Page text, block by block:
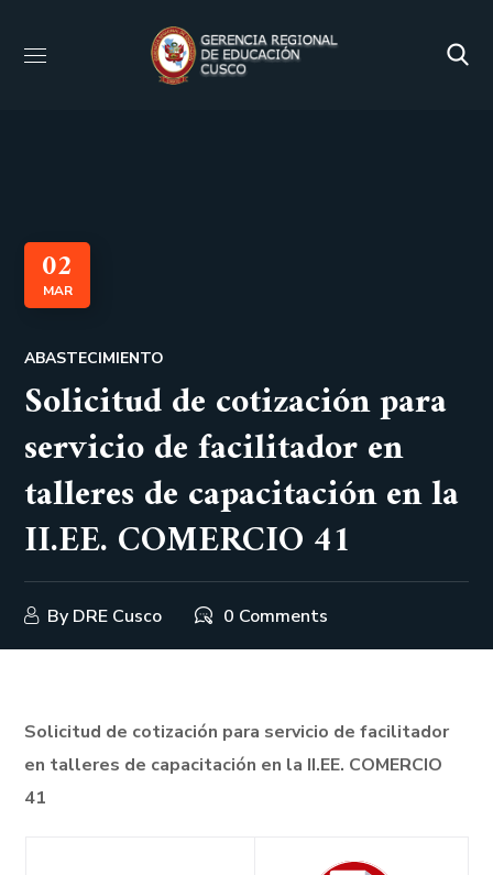
02
MAR
ABASTECIMIENTO
Solicitud de cotización para
servicio de facilitador en
talleres de capacitación en la
II.EE. COMERCIO 41
By DRE Cusco 0 Comments
Solicitud de cotización para servicio de facilitador
en talleres de capacitación en la II.EE. COMERCIO
41